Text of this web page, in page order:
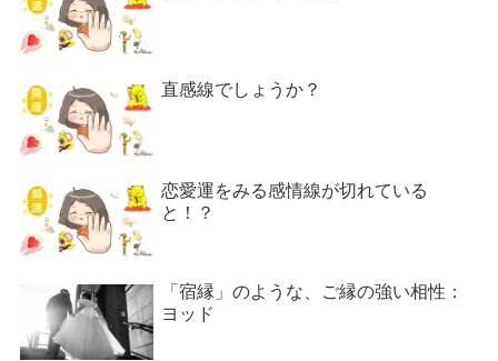
直感線でしょうか？
恋愛運をみる感情線が切れている
と！？
「宿縁」のような、ご縁の強い相性：
ヨッド